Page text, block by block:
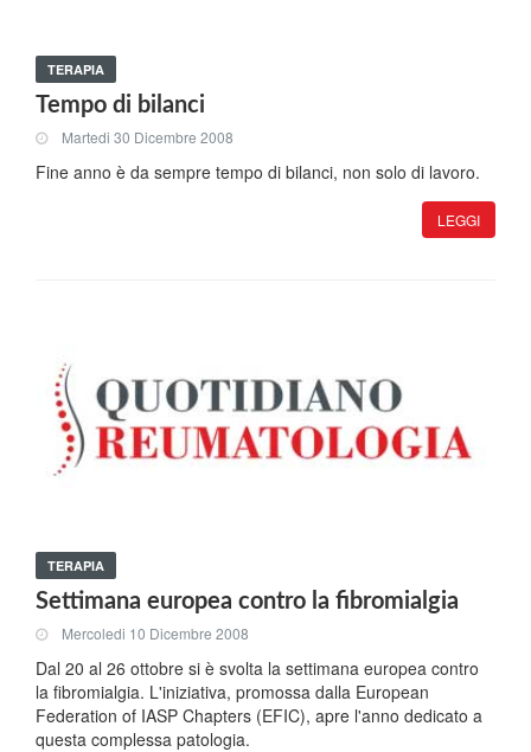
TERAPIA
Tempo di bilanci
Martedi 30 Dicembre 2008
Fine anno è da sempre tempo di bilanci, non solo di lavoro.
LEGGI
TERAPIA
Settimana europea contro la fibromialgia
Mercoledi 10 Dicembre 2008
Dal 20 al 26 ottobre si è svolta la settimana europea contro
la fibromialgia. L'iniziativa, promossa dalla European
Federation of IASP Chapters (EFIC), apre l'anno dedicato a
questa complessa patologia.